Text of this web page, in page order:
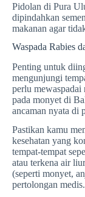
Pidolan di Pura
dipindahkan
makanan agar
Waspada Rabies
Penting untuk
mengunjungi
perlu mewaspadai
pada monyet di
ancaman nyata di
Pastikan kamu
kesehatan yang
tempat-tempat
atau terkena air
(seperti monyet,
pertolongan medis.